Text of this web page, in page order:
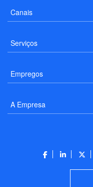
Canais
Serviços
Empregos
A Empresa